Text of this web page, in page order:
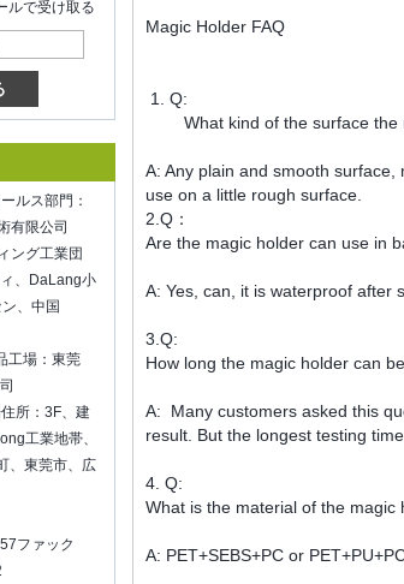
に頑張って
再開しまし
ネス情報につ
してくださ
Tel
mini
updated
vacuum
Place,
Inspired
？
ルで受け取る
ルス部門：
有限公司
ング工業団
、DaLang小
、中国
工場：東莞
所：3F、建
工業地帯、
、東莞市、広
ファック
Magic Holder FAQ
1. Q:
What kind of the surface the
A: Any plain and smooth
use on a little rough surface.
2.Q：
Are the magic holder can use in
A: Yes, can, it is waterproof after
3.Q:
How long the magic holder can
A: Many customers asked this
result. But the longest testing
4. Q:
What is the material of the magic
A: PET+SEBS+PC or